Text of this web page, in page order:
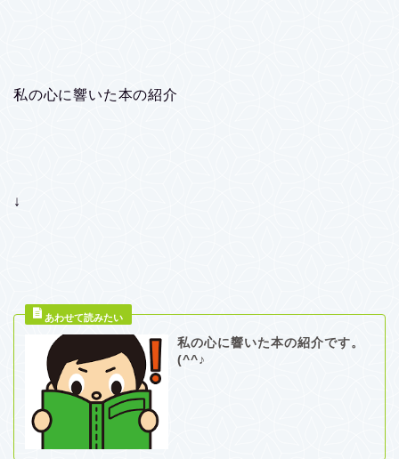
私の心に響いた本の紹介
↓
私の心に響いた本の紹介です。
(^^♪